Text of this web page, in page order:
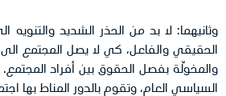
وثانيهما: لا بد من الحذر الشديد
الحقيقي والفاعل، كي لا يصل المجتمع
والمخوّلة بفصل الحقوق بين أفراد
السياسي العام، وتقوم بالدور المناط بها